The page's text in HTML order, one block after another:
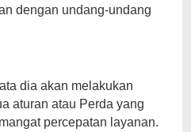
dengan undang-undang
dia akan melakukan
aturan atau Perda yang
percepatan layanan.